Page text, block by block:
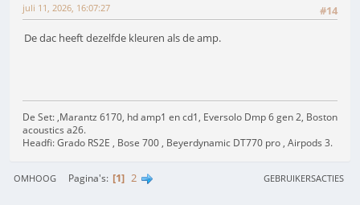
#14
juli 11, 2026, 16:07:27
De dac heeft dezelfde kleuren als de amp.
De Set: ,Marantz 6170, hd amp1 en cd1, Eversolo Dmp 6 gen 2, Boston
acoustics a26.
Headfi: Grado RS2E , Bose 700 , Beyerdynamic DT770 pro , Airpods 3.
OMHOOG Pagina's 1 2 GEBRUIKERSACTIES